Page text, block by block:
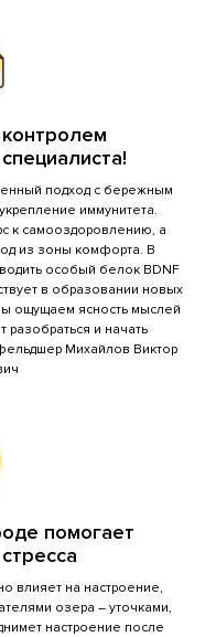
подход с бережным
иммунитета.
к самооздоровлению, а
из зоны комфорта. В
особый белок BDNF
в образовании новых
ощущаем ясность мыслей
и начать
Михайлов Виктор
помогает
влияет на настроение,
озера – уточками,
настроение после